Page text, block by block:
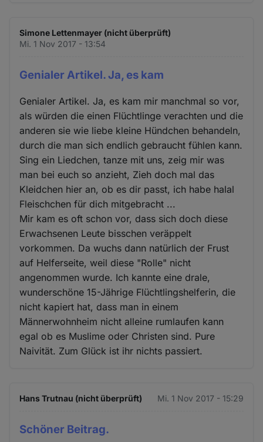
Simone Lettenmayer (nicht überprüft)
Mi. 1 Nov 2017 - 13:54
Genialer Artikel. Ja, es kam
Genialer Artikel. Ja, es kam mir manchmal so vor,
als würden die einen Flüchtlinge verachten und die
anderen sie wie liebe kleine Hündchen behandeln,
durch die man sich endlich gebraucht fühlen kann.
Sing ein Liedchen, tanze mit uns, zeig mir was
man bei euch so anzieht, Zieh doch mal das
Kleidchen hier an, ob es dir passt, ich habe halal
Fleischchen für dich mitgebracht ...
Mir kam es oft schon vor, dass sich doch diese
Erwachsenen Leute bisschen veräppelt
vorkommen. Da wuchs dann natürlich der Frust
auf Helferseite, weil diese "Rolle" nicht
angenommen wurde. Ich kannte eine drale,
wunderschöne 15-Jährige Flüchtlingshelferin, die
nicht kapiert hat, dass man in einem
Männerwohnheim nicht alleine rumlaufen kann
egal ob es Muslime oder Christen sind. Pure
Naivität. Zum Glück ist ihr nichts passiert.
Hans Trutnau (nicht überprüft) Mi. 1 Nov 2017 - 15:29
Schöner Beitrag.